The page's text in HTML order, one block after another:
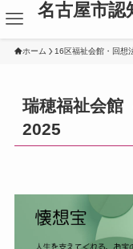
名古屋市認
ホーム 16区福祉会館・回想
瑞穂福祉会館
2025